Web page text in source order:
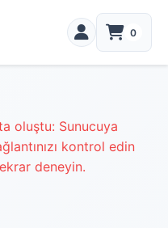
0
oluştu: Sunucuya
kontrol edin
deneyin.